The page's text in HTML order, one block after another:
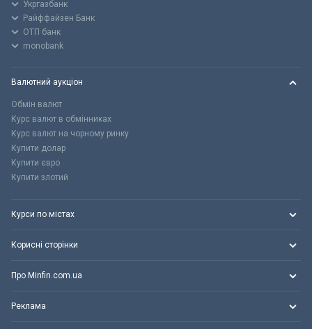
Укргазбанк
Райффайзен Банк
ОТП банк
monobank
Валютний аукціон
Обмін валют
Курс валют в обмінниках
Курс валют на чорному ринку
Купити долар
Купити євро
Купити злотий
Курси по містах
Корисні сторінки
Про Minfin.com.ua
Реклама